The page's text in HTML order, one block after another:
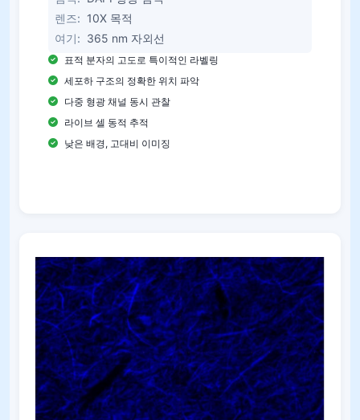
렌즈: 10X 목적
여기: 365 nm 자외선
표적 분자의 고도로 특이적인 라벨링
세포하 구조의 정확한 위치 파악
다중 형광 채널 동시 관찰
라이브 셀 동적 추적
낮은 배경, 고대비 이미징